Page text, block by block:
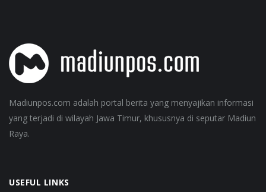
Madiunpos.com adalah portal berita yang menyajikan informasi
yang terjadi di wilayah Jawa Timur, khususnya di seputar Madiun
Raya.
USEFUL LINKS